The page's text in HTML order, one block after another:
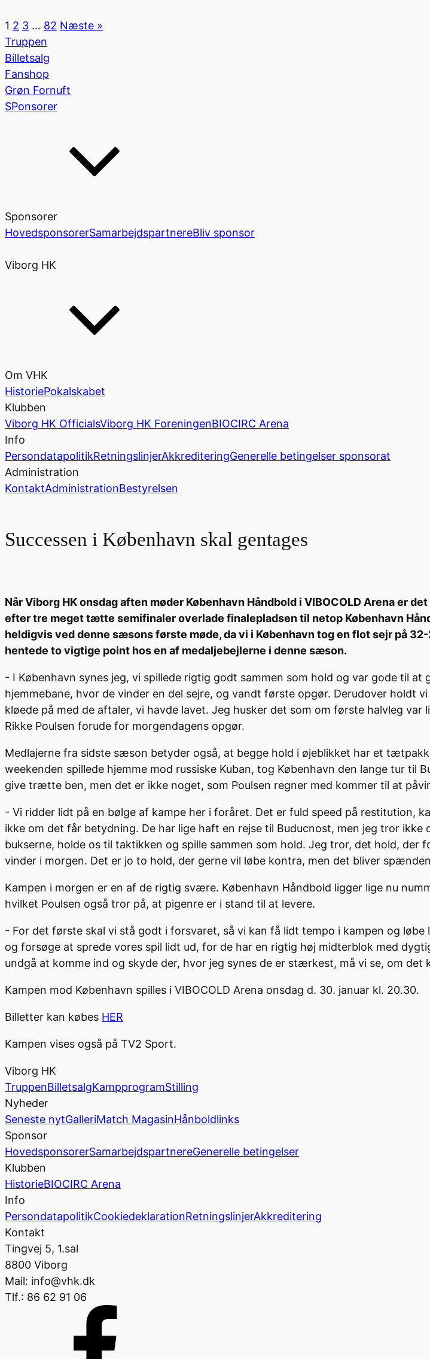
1 2 3 … 82 Næste »
Truppen
Billetsalg
Fanshop
Grøn Fornuft
SPonsorer
Sponsorer
HovedsponsorerSamarbejdspartnereBliv sponsor
Viborg HK
Om VHK
HistoriePokalskabet
Klubben
Viborg HK OfficialsViborg HK ForeningenBIOCIRC Arena
Info
PersondatapolitikRetningslinjerAkkrediteringGenerelle betingelser sponsorat
Administration
KontaktAdministrationBestyrelsen
Successen i København skal gentages
Når Viborg HK onsdag aften møder København Håndbold i VIBOCOLD Arena er
efter tre meget tætte semifinaler overlade finalepladsen til netop København
heldigvis ved denne sæsons første møde, da vi i København tog en flot sejr på
hentede to vigtige point hos en af medaljebejlerne i denne sæson.
- I København synes jeg, vi spillede rigtig godt sammen som hold og var gode til
hjemmebane, hvor de vinder en del sejre, og vandt første opgør. Derudover holdt
kløede på med de aftaler, vi havde lavet. Jeg husker det som om første halvleg
Rikke Poulsen forude for morgendagens opgør.
Medlajerne fra sidste sæson betyder også, at begge hold i øjeblikket har et
weekenden spillede hjemme mod russiske Kuban, tog København den lange tur til
give trætte ben, men det er ikke noget, som Poulsen regner med kommer til at
- Vi ridder lidt på en bølge af kampe her i foråret. Det er fuld speed på restitution,
ikke om det får betydning. De har lige haft en rejse til Buducnost, men jeg tror
bukserne, holde os til taktikken og spille sammen som hold. Jeg tror, det hold, der
vinder i morgen. Det er jo to hold, der gerne vil løbe kontra, men det bliver
Kampen i morgen er en af de rigtig svære. København Håndbold ligger lige nu
hvilket Poulsen også tror på, at pigenre er i stand til at levere.
- For det første skal vi stå godt i forsvaret, så vi kan få lidt tempo i kampen og
og forsøge at sprede vores spil lidt ud, for de har en rigtig høj midterblok med
undgå at komme ind og skyde der, hvor jeg synes de er stærkest, må vi se, om
Kampen mod København spilles i VIBOCOLD Arena onsdag d. 30. januar kl. 20.30.
Billetter kan købes HER
Kampen vises også på TV2 Sport.
Viborg HK
TruppenBilletsalgKampprogramStilling
Nyheder
Seneste nytGalleriMatch MagasinHånboldlinks
Sponsor
HovedsponsorerSamarbejdspartnereGenerelle betingelser
Klubben
HistorieBIOCIRC Arena
Info
PersondatapolitikCookiedeklarationRetningslinjerAkkreditering
Kontakt
Tingvej 5, 1.sal
8800 Viborg
Mail: info@vhk.dk
Tlf.: 86 62 91 06